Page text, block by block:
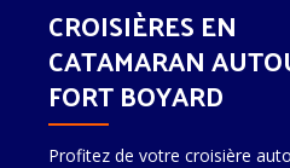
CROISIÈRES EN
CATAMARAN
FORT BOYARD
Profitez de votre croisière